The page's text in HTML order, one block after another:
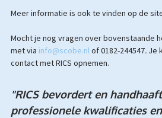
Meer informatie is ook te vinden op de
Mocht je nog vragen over bovenstaande
met via info@scobe.nlof0182-244547. Je
contact met RICS opnemen.
"RICS bevordert en
professionele kwalificaties